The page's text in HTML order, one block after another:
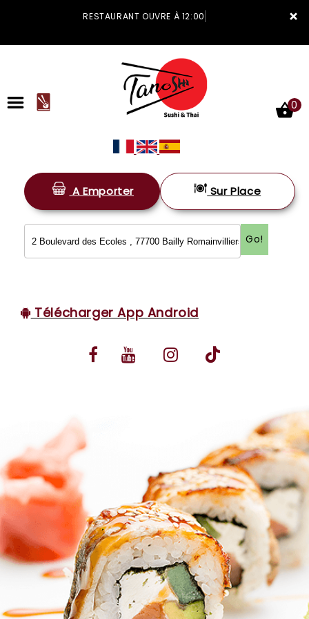
×
RESTAURANT OUVRE À 12:00
ACCUEIL
LA CARTE
VOS AVIS
MENTIONS LÉGALES
0
A Emporter Sur Place
Go!
Télécharger App Android